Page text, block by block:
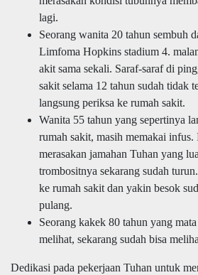
lagi.
Seorang wanita 20 tahun sembuh
Limfoma Hopkins stadium 4.
akit sama sekali. Saraf-saraf di
sakit selama 12 tahun sudah tidak
langsung periksa ke rumah sakit.
Wanita 55 tahun yang sepertinya
rumah sakit, masih memakai infus.
merasakan jamahan Tuhan yang
trombositnya sekarang sudah
ke rumah sakit dan yakin besok
pulang.
Seorang kakek 80 tahun yang
melihat, sekarang sudah bisa
Dedikasi pada pekerjaan Tuhan untuk